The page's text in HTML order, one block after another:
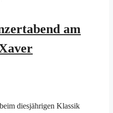
am
diesjährigen Klassik